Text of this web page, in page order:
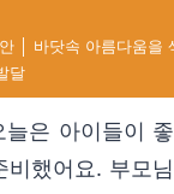
│ 바닷속 아름다움을
달
은 아이들이
비했어요. 부모